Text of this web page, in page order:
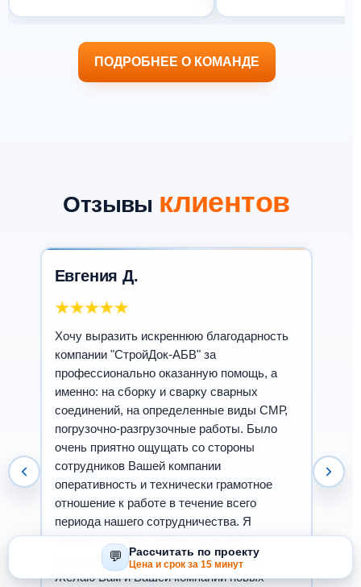
ПОДРОБНЕЕ О КОМАНДЕ
Отзывы клиентов
Евгения Д.
Хочу выразить искреннюю благодарность
компании "СтройДок-АБВ" за
профессионально оказанную помощь, а
именно: на сборку и сварку сварных
соединений, на определенные виды СМР,
погрузочно-разгрузочные работы. Было
очень приятно ощущать со стороны
сотрудников Вашей компании
оперативность и технически грамотное
отношение к работе в течение всего
периода нашего сотрудничества. Я
надеюсь на дальнейшее успешное
развитие наших деловых отношений.
Желаю Вам и Вашей компании новых
💬 Рассчитать по проекту
Цена и срок за 15 минут